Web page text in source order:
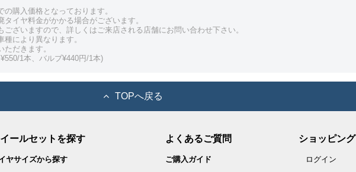
購入価格となっております。
イヤ料金がかかる場合がございます。
ざいますので、詳しくはご来店される店舗にお問い合わせ下さい。
により異なります。
だきます。
1本、バルブ¥440円/1本)
TOPへ戻る
ールセットを探す
ヤサイズから探す
よくあるご質問
ご購入ガイド
ショッピング
ログイン